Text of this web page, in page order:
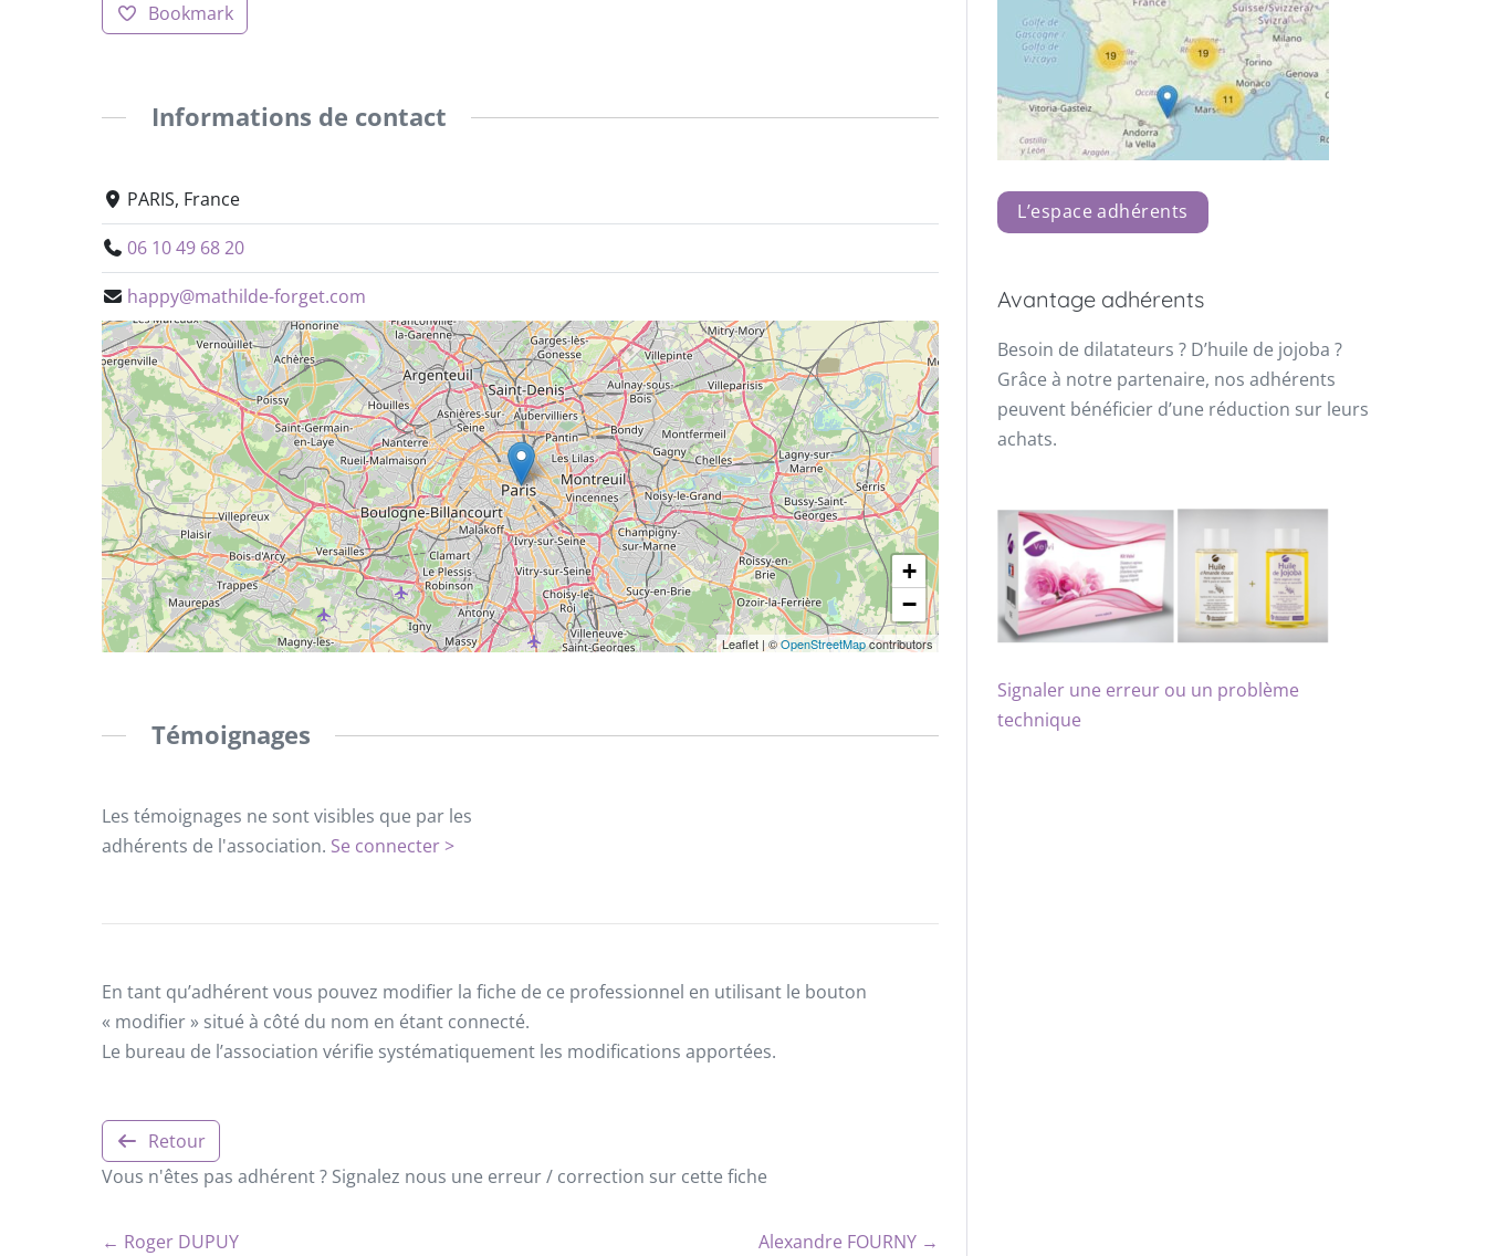
Bookmark
Informations de contact
PARIS, France
06 10 49 68 20
happy@mathilde-forget.com
+
−
Leaflet |©OpenStreetMapcontributors
Témoignages
Les témoignages ne sont visibles que par les
adhérents de l'association. Se connecter >
En tant qu’adhérent vous pouvez modifier la fiche de ce professionnel en utilisant le bouton
« modifier » situé à côté du nom en étant connecté.
Le bureau de l’association vérifie systématiquement les modifications apportées.
Retour
Vous n'êtes pas adhérent ? Signalez nous une erreur / correction sur cette fiche
← Roger DUPUY Alexandre FOURNY →
L’espace adhérents
Avantage adhérents
Besoin de dilatateurs ? D’huile de jojoba ?
Grâce à notre partenaire, nos adhérents
peuvent bénéficier d’une réduction sur leurs
achats.
Signaler une erreur ou un problème
technique